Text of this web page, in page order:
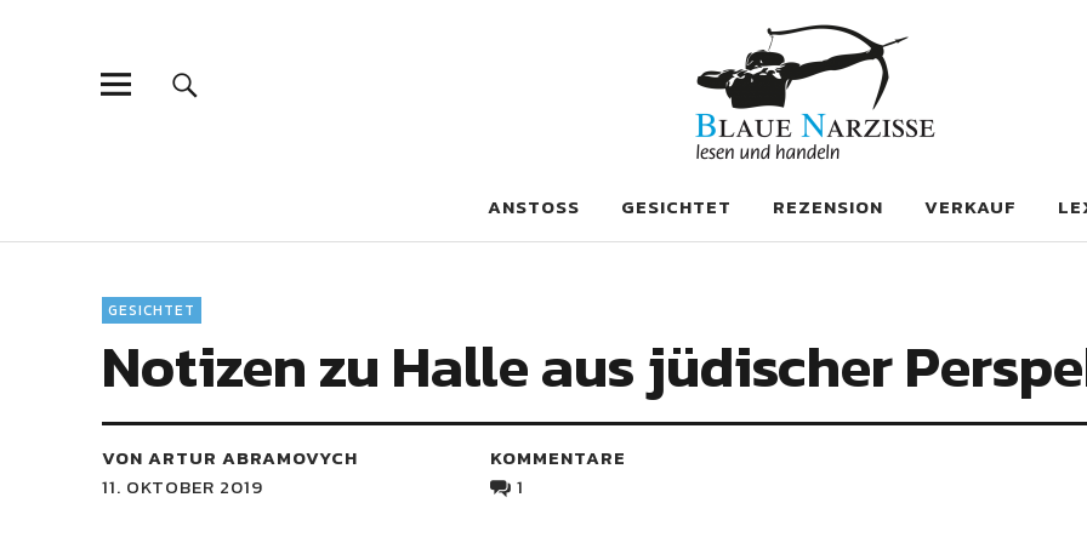
Blaue Narzisse
ANSTOSS GESICHTET REZENSION VERKAUF
GESICHTET
Notizen zu Halle aus jüdischer
VON ARTUR ABRAMOVYCH
11. OKTOBER 2019
KOMMENTARE
1